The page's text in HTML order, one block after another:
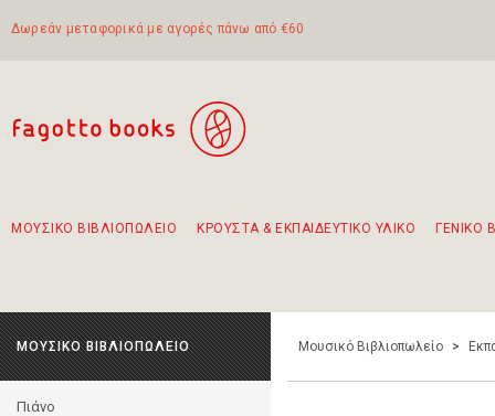
Δωρεάν μεταφορικά με αγορές πάνω από €60
ΜΟΥΣΙΚΟ ΒΙΒΛΙΟΠΩΛΕΙΟ ΚΡΟΥΣΤΑ & ΕΚΠΑΙΔΕΥΤΙΚΟ ΥΛΙΚΟ ΓΕΝΙΚΟ
ΜΟΥΣΙΚΟ ΒΙΒΛΙΟΠΩΛΕΙΟ
Πιάνο
Μουσικό Βιβλιοπωλείο >